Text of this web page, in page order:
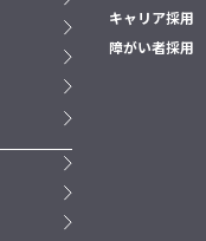
キャリア採用
障がい者採用